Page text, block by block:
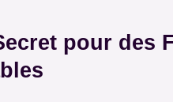
pour des